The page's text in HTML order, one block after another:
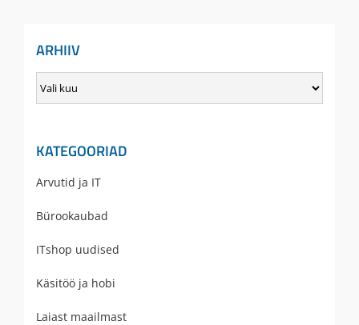
ARHIIV
KATEGOORIAD
Arvutid ja IT
Bürookaubad
ITshop uudised
Käsitöö ja hobi
Laiast maailmast